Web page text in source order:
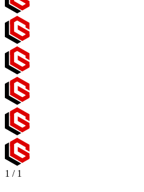
1 / 1